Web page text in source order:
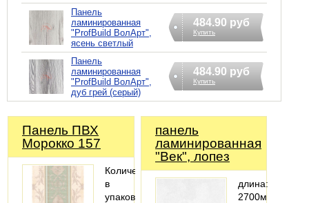
Панель
ламинированная
"ProfBuild ВолАрт",
ясень светлый
484.90 руб
Купить
Панель
ламинированная
"ProfBuild ВолАрт",
дуб грей (серый)
484.90 руб
Купить
Панель ПВХ
Морокко 157
Количество
в
упаковке
панель
ламинированная
"Век", лопез
длина:
2700мм;